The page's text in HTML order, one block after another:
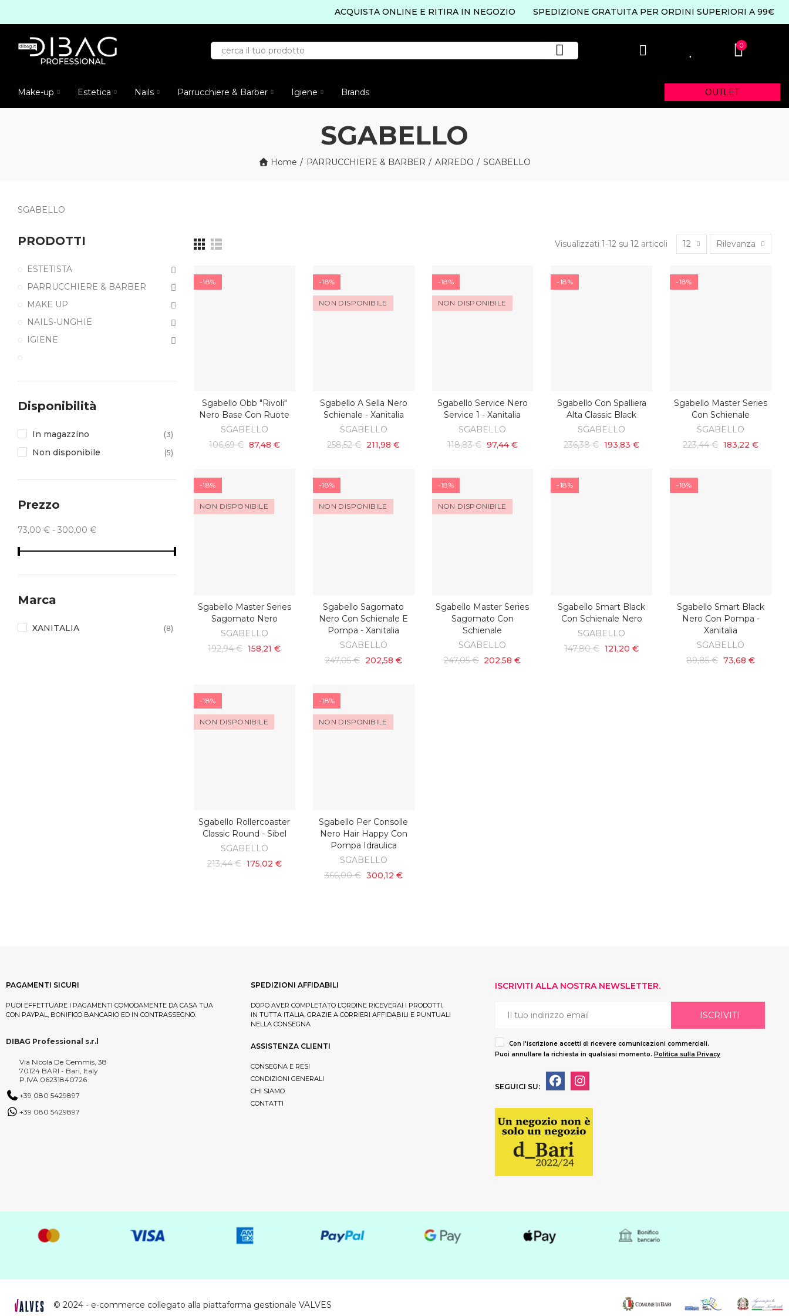
ACQUISTA ONLINE E RITIRA IN NEGOZIO SPEDIZIONE GRATUITA PER ORDINI SUPERIORI A 99€
0
Make-up Estetica Nails Parrucchiere & Barber Igiene Brands OUTLET
SGABELLO
Home PARRUCCHIERE & BARBER ARREDO SGABELLO
SGABELLO
Visualizzati 1-12 su 12 articoli 12 Rilevanza
-18%
AGGIUNGI AL CARRELLO
Sgabello Obb "rivoli"
Nero Base Con Ruote
SGABELLO
106,69 € 87,48 €
-18%
NON DISPONIBILE
SCOPRI
Sgabello A Sella Nero
Schienale - Xanitalia
SGABELLO
258,52 € 211,98 €
-18%
NON DISPONIBILE
SCOPRI
Sgabello Service Nero
Service 1 - Xanitalia
SGABELLO
118,83 € 97,44 €
-18%
AGGIUNGI AL CARRELLO
Sgabello Con Spalliera
Alta Classic Black
SGABELLO
236,38 € 193,83 €
-18%
AGGIUNGI AL CARRELLO
Sgabello Master Series
Con Schienale
SGABELLO
223,44 € 183,22 €
-18%
NON DISPONIBILE
SCOPRI
Sgabello Master Series
Sagomato Nero
SGABELLO
192,94 € 158,21 €
-18%
NON DISPONIBILE
SCOPRI
Sgabello Sagomato
Nero Con Schienale E
Pompa - Xanitalia
SGABELLO
247,05 € 202,58 €
-18%
NON DISPONIBILE
SCOPRI
Sgabello Master Series
Sagomato Con
Schienale
SGABELLO
247,05 € 202,58 €
-18%
AGGIUNGI AL CARRELLO
Sgabello Smart Black
Con Schienale Nero
SGABELLO
147,80 € 121,20 €
-18%
AGGIUNGI AL CARRELLO
Sgabello Smart Black
Nero Con Pompa -
Xanitalia
SGABELLO
89,85 € 73,68 €
-18%
NON DISPONIBILE
SCOPRI
Sgabello Rollercoaster
Classic Round - Sibel
SGABELLO
213,44 € 175,02 €
-18%
NON DISPONIBILE
SCOPRI
Sgabello Per Consolle
Nero Hair Happy Con
Pompa Idraulica
SGABELLO
366,00 € 300,12 €
PRODOTTI
ESTETISTA
PARRUCCHIERE & BARBER
MAKE UP
NAILS-UNGHIE
IGIENE
Disponibilità
In magazzino (3)
Non disponibile (5)
Prezzo
73,00 € - 300,00 €
Marca
XANITALIA (8)
PAGAMENTI SICURI
PUOI EFFETTUARE I PAGAMENTI COMODAMENTE DA CASA TUA
CON PAYPAL, BONIFICO BANCARIO ED IN CONTRASSEGNO.
DIBAG Professional s.r.l
Via Nicola De Gemmis, 38
70124 BARI - Bari, Italy
P.IVA 06231840726
+39 080 5429897
+39 080 5429897
SPEDIZIONI AFFIDABILI
DOPO AVER COMPLETATO L’ORDINE RICEVERAI I PRODOTTI,
IN TUTTA ITALIA, GRAZIE A CORRIERI AFFIDABILI E PUNTUALI
NELLA CONSEGNA
ASSISTENZA CLIENTI
CONSEGNA E RESI
CONDIZIONI GENERALI
CHI SIAMO
CONTATTI
ISCRIVITI ALLA NOSTRA NEWSLETTER.
ISCRIVITI
Con l'iscrizione accetti di ricevere comunicazioni commerciali.
Puoi annullare la richiesta in qualsiasi momento. Politica sulla Privacy
SEGUICI SU:
© 2024 - e-commerce collegato alla piattaforma gestionale VALVES